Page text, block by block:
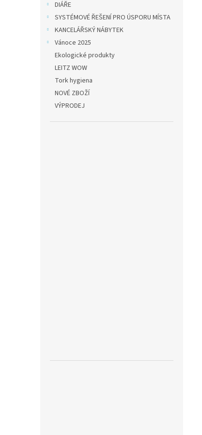
DIÁŘE
SYSTÉMOVÉ ŘEŠENÍ PRO ÚSPORU MÍSTA
KANCELÁŘSKÝ NÁBYTEK
Vánoce 2025
Ekologické produkty
LEITZ WOW
Tork hygiena
NOVÉ ZBOŽÍ
VÝPRODEJ